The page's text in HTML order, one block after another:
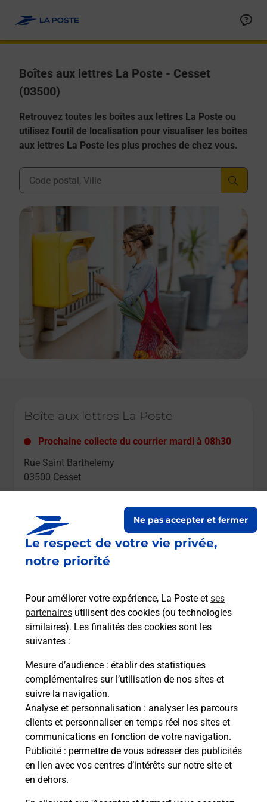
Le respect de votre vie privée,
notre priorité
Pour améliorer votre expérience, La Poste et ses
partenaires utilisent des cookies (ou technologies
similaires). Les finalités des cookies sont les
suivantes :
Mesure d’audience : établir des statistiques
complémentaires sur l’utilisation de nos sites et
suivre la navigation.
Analyse et personnalisation : analyser les parcours
clients et personnaliser en temps réel nos sites et
communications en fonction de votre navigation.
Publicité : permettre de vous adresser des publicités
en lien avec vos centres d’intérêts sur notre site et
en dehors.
Ne pas accepter et fermer
Boîtes aux lettres La Poste - Cesset
(03500)
Retrouvez toutes les boîtes aux lettres La Poste ou
utilisez l'outil de localisation pour visualiser les boîtes
aux lettres La Poste les plus proches de chez vous.
Ville, Département, Code Postal
Boîte aux lettres La Poste
Prochaine collecte du courrier mardi à 08h30
Rue Saint Barthelemy
03500 Cesset
Boîte aux lettres La Poste
Chemin De La Petite Riau
03500 Cesset
Le lien s'ouvre dans un nouvel onglet
Boîte aux lettres La Poste
Prochaine collecte du courriermardià 08h30
3 Rue Valery Larbaud
03500 Cesset
Le lien s'ouvre dans un nouvel onglet